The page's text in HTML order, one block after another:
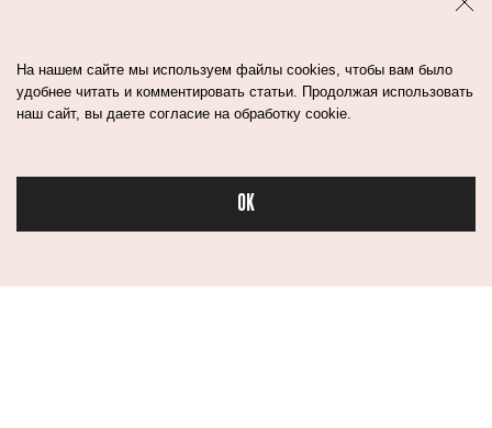
Бьюти в спорте
КРЕМАЦИЯ:
ПОМОЖЕТ
На нашем сайте мы используем файлы cookies, чтобы вам было
удобнее читать и комментировать статьи. Продолжая использовать
наш сайт, вы даете согласие на обработку cookie.
OK